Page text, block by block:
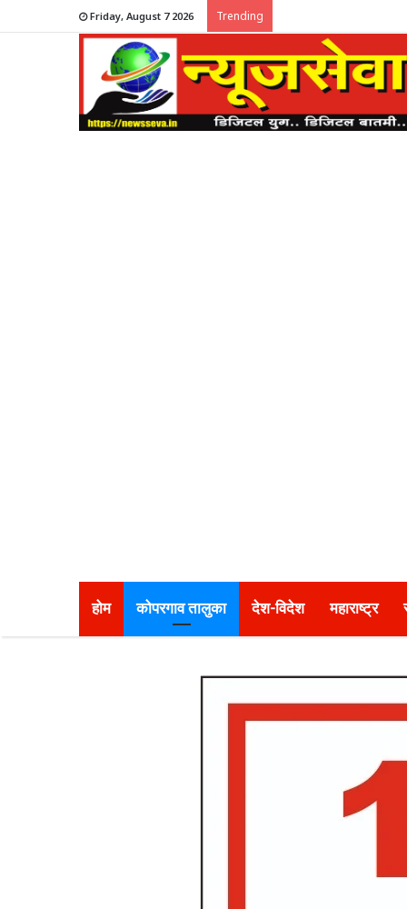
Friday, August 7 2026 Trending
होम कोपरगाव तालुका देश-विदेश महाराष्ट्र